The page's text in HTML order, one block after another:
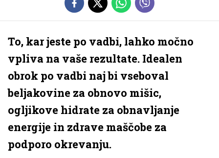
To, kar jeste po vadbi, lahko močno
vpliva na vaše rezultate. Idealen
obrok po vadbi naj bi vseboval
beljakovine za obnovo mišic,
ogljikove hidrate za obnavljanje
energije in zdrave maščobe za
podporo okrevanju.